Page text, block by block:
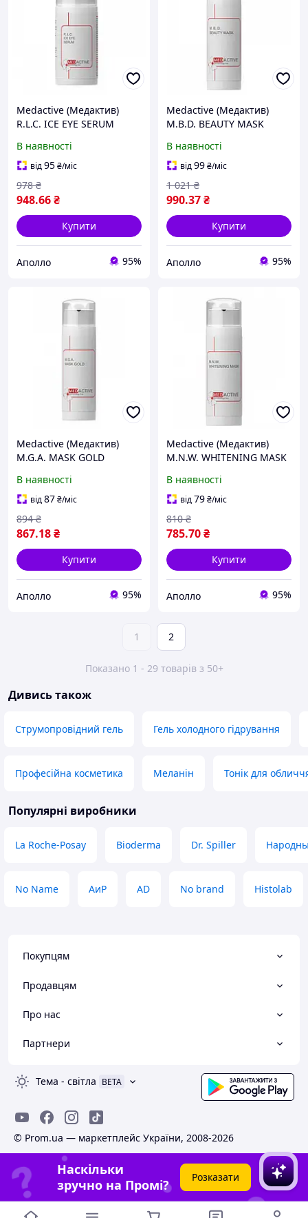
Medactive (Медактив)
R.L.C. ICE EYE SERUM
сироватка під очі, 30 мл
В наявності
від95₴/міс
948.66₴
978 ₴
Купити
Аполло 95%
Medactive (Медактив)
M.B.D. BEAUTY MASK
та нормальної шкіри, 50
мл
В наявності
від99₴/міс
990.37₴
1 021 ₴
Купити
Аполло 95%
Medactive (Медактив)
M.G.A. MASK GOLD
обличчя та декольте, 50
мл
В наявності
від87₴/міс
867.18₴
894 ₴
Купити
Аполло 95%
Medactive (Медактив)
M.N.W. WHITENING MASK
освітлювальним ефектом,
50 мл
В наявності
від79₴/міс
785.70₴
810 ₴
Купити
Аполло 95%
1 2
Показано 1 - 29 товарів з 50+
Дивись також
Струмопровідний гель Гель холодного гідрування
Професійна косметика Меланін Тонік для
Популярні виробники
La Roche-Posay Bioderma Dr. Spiller
No Name АиР AD No brand Histolab
Покупцям
Продавцям
Про нас
Партнери
Тема - світла BETA
© Prom.ua — маркетплейс України, 2008-2026
Наскільки
зручно на Промі?
Розказати